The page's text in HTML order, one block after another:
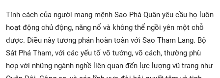
Tính cách của người mang mệnh Sao Phá Quân yêu cầu họ luôn
hoạt động chủ động, năng nổ và không thể ngồi yên một chỗ
được. Điều này tương phản hoàn toàn với Sao Tham Lang. Bộ
Sát Phá Tham, với các yếu tố võ tướng, võ cách, thường phù
hợp với những ngành nghề liên quan đến lực lượng vũ trang như